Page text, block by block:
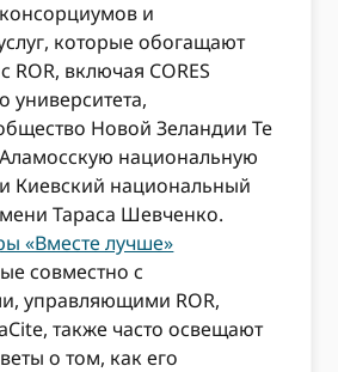
и
которые обогащают
ROR, включая CORES
университета,
Новой Зеландии Te
национальную
Киевский национальный
Тараса Шевченко.
«Вместе лучше»
совместно с
управляющими ROR,
также часто освещают
о том, как его